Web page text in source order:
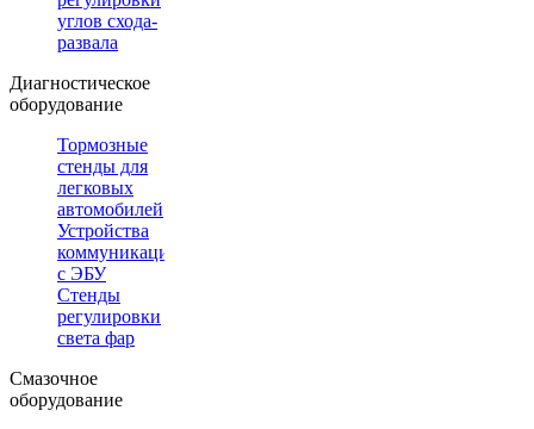
углов схода-
развала
Диагностическое
оборудование
Тормозные
стенды для
легковых
автомобилей
Устройства
коммуникации
с ЭБУ
Стенды
регулировки
света фар
Смазочное
оборудование